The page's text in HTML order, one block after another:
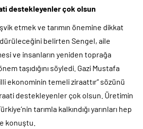
destekleyenler çok olsun
etmek ve tarımın önemine dikkat
belirten Sengel, aile
ve insanların yeniden toprağa
taşıdığını söyledi. Gazi Mustafa
ekonominin temeli ziraattır” sözünü
destekleyenler çok olsun. Üretimin
tarımla kalkındığı yarınları hep
konuştu.